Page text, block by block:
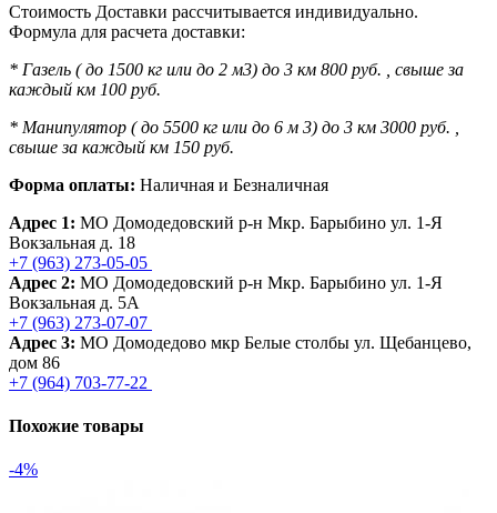
Стоимость Доставки рассчитывается индивидуально.
Формула для расчета доставки:
* Газель ( до 1500 кг или до 2 м3) до 3 км 800 руб. , свыше за
каждый км 100 руб.
* Манипулятор ( до 5500 кг или до 6 м 3) до 3 км 3000 руб. ,
свыше за каждый км 150 руб.
Форма оплаты: Наличная и Безналичная
Адрес 1: МО Домодедовский р-н Мкр. Барыбино ул. 1-Я
Вокзальная д. 18
+7 (963) 273-05-05
Адрес 2: МО Домодедовский р-н Мкр. Барыбино ул. 1-Я
Вокзальная д. 5А
+7 (963) 273-07-07
Адрес 3: МО Домодедово мкр Белые столбы ул. Щебанцево,
дом 86
+7 (964) 703-77-22
Похожие товары
-4%